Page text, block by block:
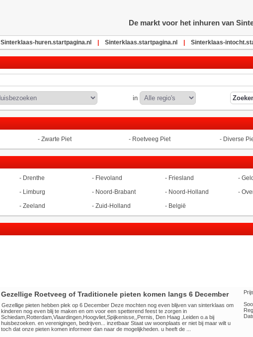
De markt voor het inhuren van
Sinterklaas-huren.startpagina.nl Sinterklaas.startpagina.nl Sinterklaas-
in
- Zwarte Piet - Roetveeg Piet - Diverse
- Drenthe - Flevoland - Friesland -
- Limburg - Noord-Brabant - Noord-Holland -
- Zeeland - Zuid-Holland - België
Gezellige Roetveeg of Traditionele pieten komen langs 6 December
Gezellige pieten hebben plek op 6 December Deze mochten nog even blijven van sinterklaas om
kinderen nog even blij te maken en om voor een spetterend feest te zorgen in
Schiedam,Rotterdam,Vlaardingen,Hoogvliet,Spijkenisse,,Pernis, Den Haag ,Leiden o.a bij
huisbezoeken. en verenigingen, bedrijven... inzetbaar Staat uw woonplaats er niet bij maar wilt u
toch dat onze pieten komen informeer dan naar de mogelijkheden. u heeft de ...